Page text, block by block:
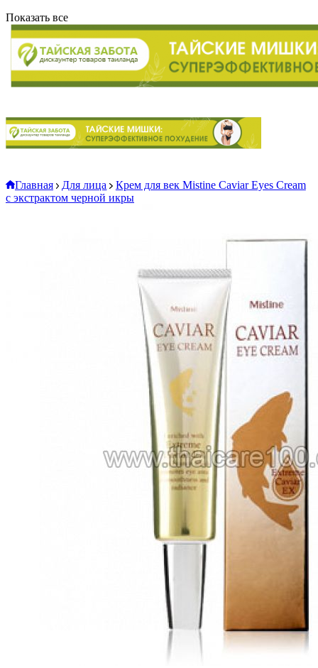
Показать все
Главная Для лица
Крем для век Mistine Caviar Eyes Cream
с экстрактом черной икры